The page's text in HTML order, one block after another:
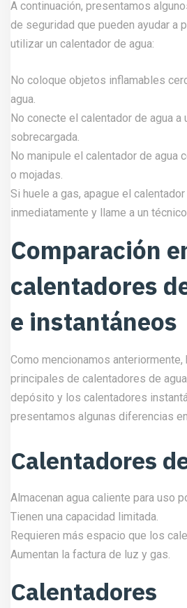
A continuación, presentamos
de seguridad que pueden ayudar a
utilizar un calentador de agua:
No coloque objetos inflamables
agua.
No conecte el calentador de agua a
sobrecargada.
No manipule el calentador de agua
o mojadas.
Si huele a gas, apague el
inmediatamente y llame a un
Comparación
calentadores
e instantáneos
Como mencionamos
principales de calentadores de
depósito y los calentadores
presentamos algunas diferencias
Calentadores
Almacenan agua caliente para uso
Tienen una capacidad limitada.
Requieren más espacio que los
Aumentan la factura de luz y gas.
Calentadores